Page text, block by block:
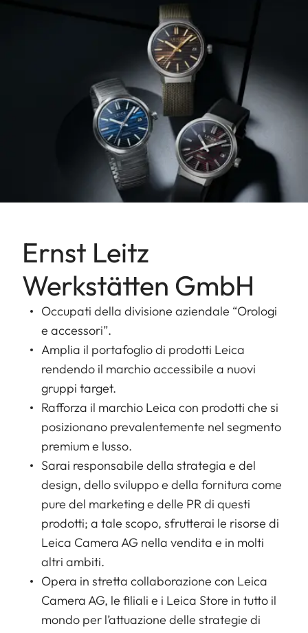
Ernst Leitz
Werkstätten GmbH
Occupati della divisione aziendale “Orologi
e accessori”.
Amplia il portafoglio di prodotti Leica
rendendo il marchio accessibile a nuovi
gruppi target.
Rafforza il marchio Leica con prodotti che si
posizionano prevalentemente nel segmento
premium e lusso.
Sarai responsabile della strategia e del
design, dello sviluppo e della fornitura come
pure del marketing e delle PR di questi
prodotti; a tale scopo, sfrutterai le risorse di
Leica Camera AG nella vendita e in molti
altri ambiti.
Opera in stretta collaborazione con Leica
Camera AG, le filiali e i Leica Store in tutto il
mondo per l’attuazione delle strategie di